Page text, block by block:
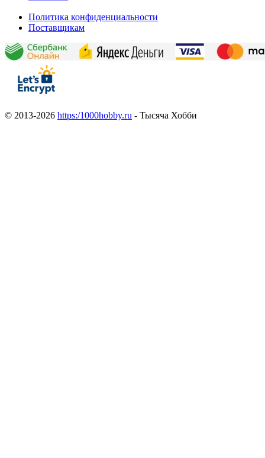
Политика конфиденциальности
Поставщикам
© 2013-2026 https:/1000hobby.ru - Тысяча Хобби